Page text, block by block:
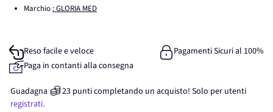
Marchio : GLORIA MED
Reso facile e veloce
Pagamenti Sicuri al 100%
Paga in contanti alla consegna
Guadagna 23 punticompletando un acquisto! Solo per utenti
registrati.